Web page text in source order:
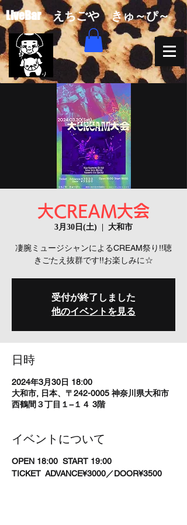
​LiveBar えちごや きゅ～ぴ～
大CREAM大会
3月30日(土)
  |
大和市
凄腕ミュージシャンによるCREAM祭り!!聴
きごたえ抜群です!!お楽しみに☆
受付が終了しました
他のイベントを見る
日時
2024年3月30日 18:00
大和市, 日本、〒242-0005 神奈川県大和市
西鶴間３丁目１−１４ 3階
イベントについて
OPEN 18:00 START 19:00
TICKET ADVANCE¥3000／DOOR¥3500